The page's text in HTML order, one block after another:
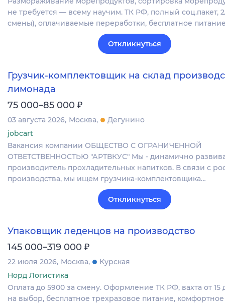
не требуется — всему научим. ТК РФ, полный соц.пакет,
смены), оплачиваемые переработки, бесплатное
Откликнуться
Грузчик-комплектовщик на склад
лимонада
75 000–85 000 ₽
03 августа 2026 Москва
Дегунино
jobcart
Вакансия компании ОБЩЕСТВО С ОГРАНИЧЕННОЙ
ОТВЕТСТВЕННОСТЬЮ "АРТВКУС" Мы - динамично
производитель прохладительных напитков. В связи с
производства, мы ищем грузчика-комплектовщика…
Откликнуться
Упаковщик леденцов на производство
145 000–319 000 ₽
22 июля 2026 Москва
Курская
Норд Логистика
Оплата до 5900 за смену. Оформление ТК РФ, вахта от 15
на выбор, бесплатное трехразовое питание, комфортное